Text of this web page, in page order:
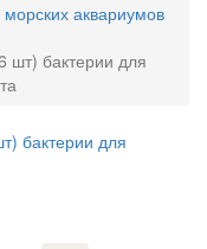
аквариумов
шт) бактерии для